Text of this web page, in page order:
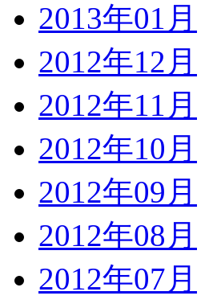
2013年01月
2012年12月
2012年11月
2012年10月
2012年09月
2012年08月
2012年07月